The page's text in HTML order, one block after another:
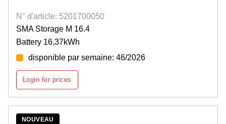
N° d'article: 5201700050
SMA Storage M 16.4
Battery 16,37kWh
disponible par semaine: 46/2026
Login for prices
NOUVEAU